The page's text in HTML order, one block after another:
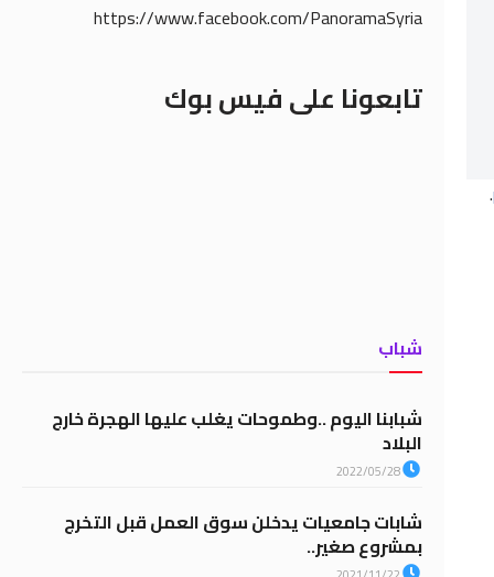
.
https://www.facebook.com/PanoramaSyria
تابعونا على فيس بوك
شباب
شبابنا اليوم ..وطموحات يغلب عليها الهجرة خارج
البلاد
2022/05/28
شابات جامعيات يدخلن سوق العمل قبل التخرج
بمشروع صغير..